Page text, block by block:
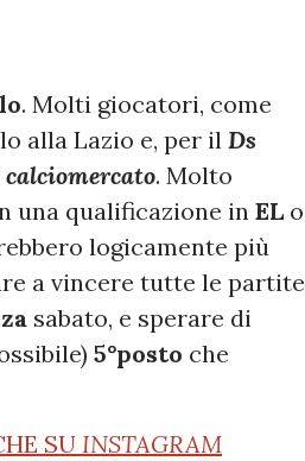
. Molti giocatori, come
alla Lazio e, per il Ds
calciomercato. Molto
una qualificazione in EL o
logicamente più
a vincere tutte le partite
sabato, e sperare di
5°posto che
SU INSTAGRAM